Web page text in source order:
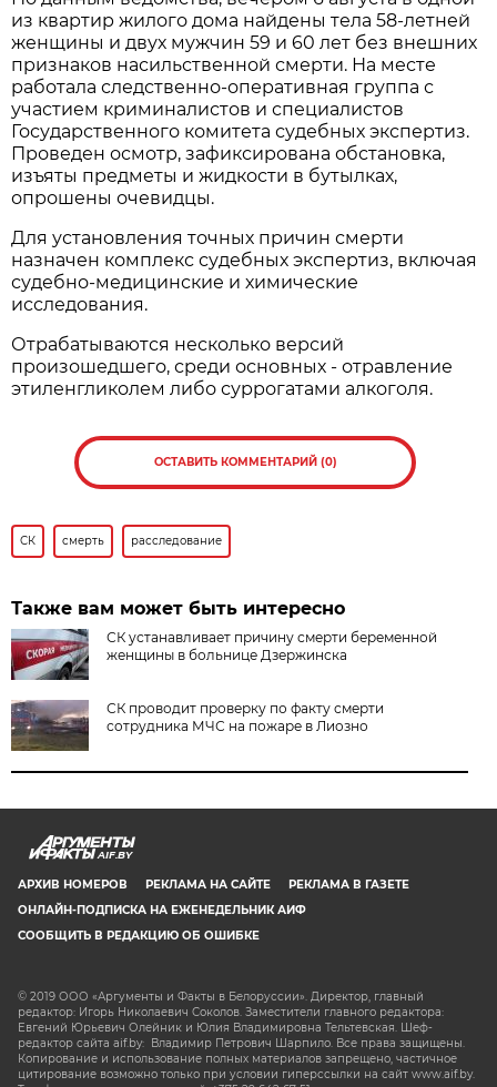
из квартир жилого дома найдены тела 58-летней
женщины и двух мужчин 59 и 60 лет без внешних
признаков насильственной смерти. На месте
работала следственно-оперативная группа с
участием криминалистов и специалистов
Государственного комитета судебных экспертиз.
Проведен осмотр, зафиксирована обстановка,
изъяты предметы и жидкости в бутылках,
опрошены очевидцы.
Для установления точных причин смерти
назначен комплекс судебных экспертиз, включая
судебно-медицинские и химические
исследования.
Отрабатываются несколько версий
произошедшего, среди основных - отравление
этиленгликолем либо суррогатами алкоголя.
ОСТАВИТЬ КОММЕНТАРИЙ (0)
СК смерть расследование
Также вам может быть интересно
СК устанавливает причину смерти беременной
женщины в больнице Дзержинска
СК проводит проверку по факту смерти
сотрудника МЧС на пожаре в Лиозно
AIF.BY
АРХИВ НОМЕРОВ РЕКЛАМА НА САЙТЕ
РЕКЛАМА В ГАЗЕТЕ
ОНЛАЙН-ПОДПИСКА НА ЕЖЕНЕДЕЛЬНИК АИФ
СООБЩИТЬ В РЕДАКЦИЮ ОБ ОШИБКЕ
© 2019 ООО «Аргументы и Факты в Белоруссии». Директор, главный
редактор: Игорь Николаевич Соколов. Заместители главного редактора:
Евгений Юрьевич Олейник и Юлия Владимировна Тельтевская. Шеф-
редактор сайта aif.by: Владимир Петрович Шарпило. Все права защищены.
Копирование и использование полных материалов запрещено, частичное
цитирование возможно только при условии гиперссылки на сайт www.aif.by.